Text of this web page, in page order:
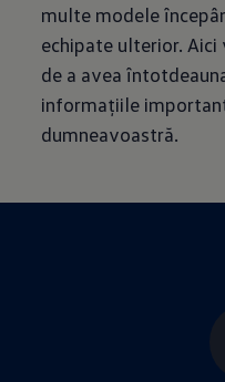
multe modele
echipate ulterior.
de a avea
informațiile
dumneavoastră.